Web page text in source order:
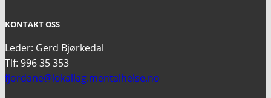
KONTAKT OSS
Leder: Gerd Bjørkedal
Tlf: 996 35 353
fjordane@lokallag.mentalhelse.no